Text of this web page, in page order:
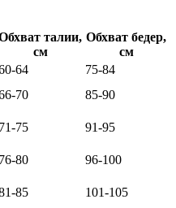
талии,
см
Обхват бедер,
см
64
75-84
70 85-90
71-75 91-95
76-80 96-100
85 101-105